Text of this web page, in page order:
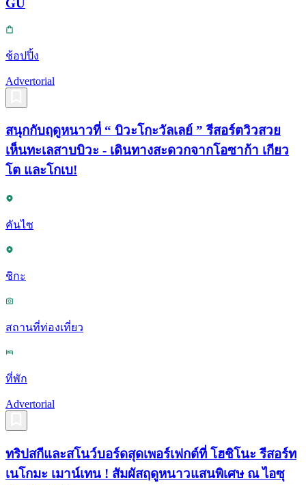
GU
ช้อปปิ้ง
Advertorial
สนุกกับฤดูหนาวที่ “ บิวะโกะวัลเลย์ ” รีสอร์ตวิวสวย
เห็นทะเลสาบบิวะ - เดินทางสะดวกจากโอซาก้า เกียว
โต และโกเบ!
คันไซ
ชิกะ
สถานที่ท่องเที่ยว
ที่พัก
Advertorial
ทริปสกีและสโนว์บอร์ดสุดเพอร์เฟกต์ที่ โฮชิโนะ รีสอร์ท
เนโกมะ เมาน์เทน ! สัมผัสฤดูหนาวแสนพิเศษ ณ ไอซุ